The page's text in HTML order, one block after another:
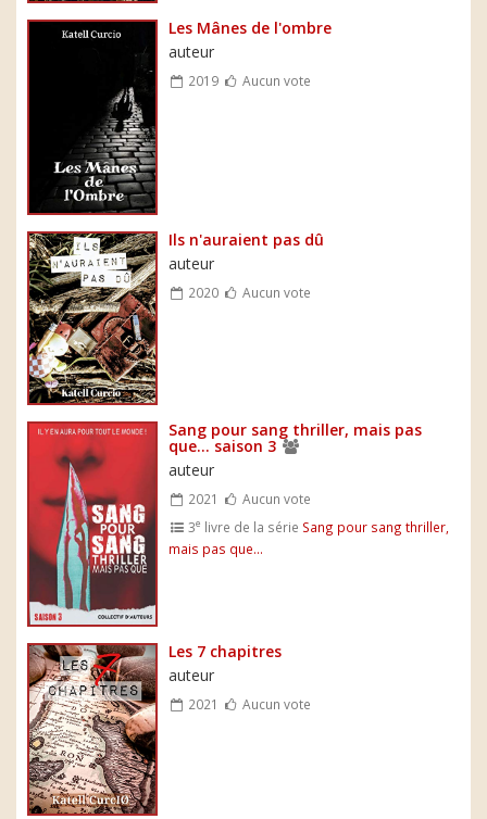
Les Mânes de l'ombre
auteur
2019 Aucun vote
Ils n'auraient pas dû
auteur
2020 Aucun vote
Sang pour sang thriller, mais pas
que... saison 3
auteur
2021
Aucun vote
3e livre de la série Sang pour sang thriller,
mais pas que...
Les 7 chapitres
auteur
2021 Aucun vote